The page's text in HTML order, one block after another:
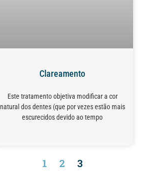
Clareamento
Este tratamento objetiva modificar a cor
natural dos dentes (que por vezes estão mais
escurecidos devido ao tempo
1 2 3